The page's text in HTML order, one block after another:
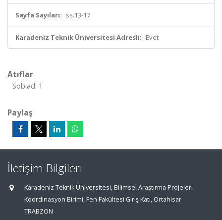
Sayfa Sayıları: ss.13-17
Karadeniz Teknik Üniversitesi Adresli: Evet
Atıflar
Sobiad: 1
Paylaş
İletişim Bilgileri
Karadeniz Teknik Üniversitesi, Bilimsel Araştırma Projeleri
Koordinasyon Birimi, Fen Fakültesi Giriş Katı, Ortahisar
TRABZON